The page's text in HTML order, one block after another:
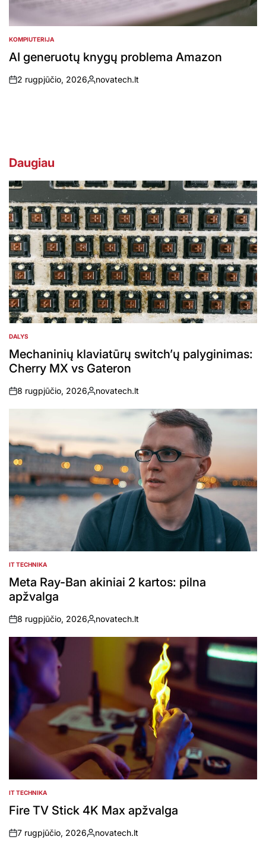
POSTED
IN
KOMPIUTERIJA
AI generuotų knygų problema Amazon
on
2 rugpjūčio, 2026
Posted
novatech.lt
Daugiau
POSTED
IN
DALYS
Mechaninių klaviatūrų switch’ų palyginimas:
Cherry MX vs Gateron
on
8 rugpjūčio, 2026
Posted
by
novatech.lt
POSTED
IN
IT TECHNIKA
Meta Ray-Ban akiniai 2 kartos: pilna
apžvalga
on
8 rugpjūčio, 2026
Posted
by
novatech.lt
POSTED
IN
IT TECHNIKA
Fire TV Stick 4K Max apžvalga
on
7 rugpjūčio, 2026
Posted
novatech.lt